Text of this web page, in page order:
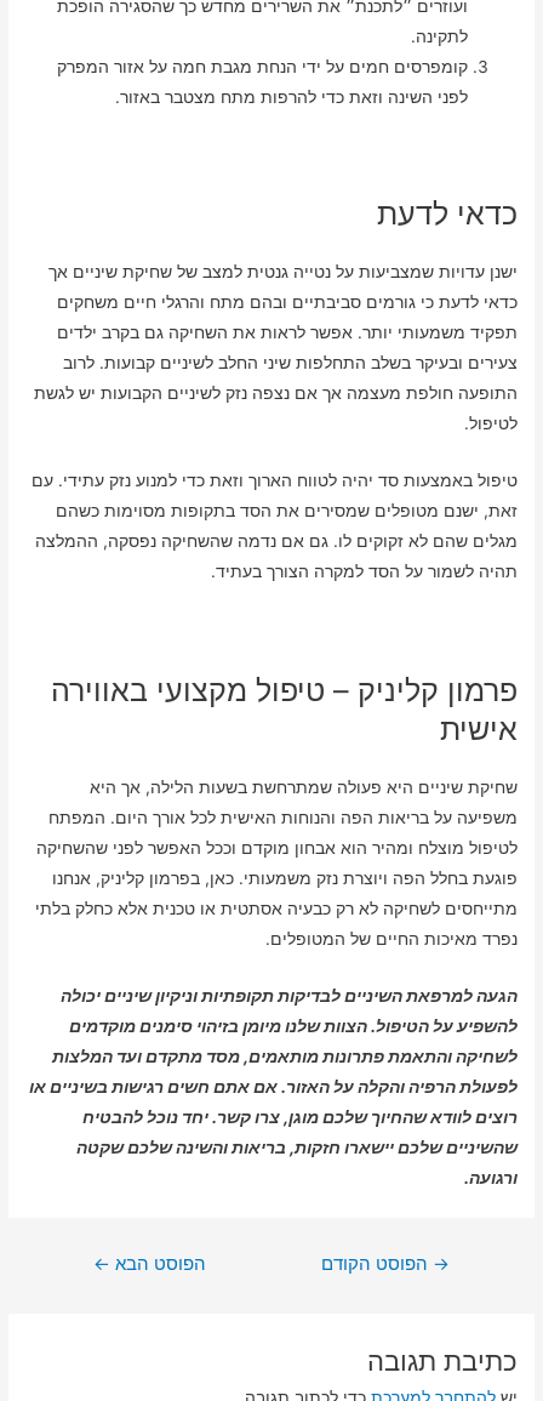
ועוזרים ״לתכנת״ את השרירים מחדש כך שהסגירה הופכת
לתקינה.
קומפרסים חמים על ידי הנחת מגבת חמה על אזור המפרק
לפני השינה וזאת כדי להרפות מתח מצטבר באזור.
כדאי לדעת
ישנן עדויות שמצביעות על נטייה גנטית למצב של שחיקת שיניים אך
כדאי לדעת כי גורמים סביבתיים ובהם מתח והרגלי חיים משחקים
תפקיד משמעותי יותר. אפשר לראות את השחיקה גם בקרב ילדים
צעירים ובעיקר בשלב התחלפות שיני החלב לשיניים קבועות. לרוב
התופעה חולפת מעצמה אך אם נצפה נזק לשיניים הקבועות יש לגשת
לטיפול.
טיפול באמצעות סד יהיה לטווח הארוך וזאת כדי למנוע נזק עתידי. עם
זאת, ישנם מטופלים שמסירים את הסד בתקופות מסוימות כשהם
מגלים שהם לא זקוקים לו. גם אם נדמה שהשחיקה נפסקה, ההמלצה
תהיה לשמור על הסד למקרה הצורך בעתיד.
פרמון קליניק – טיפול מקצועי באווירה
אישית
שחיקת שיניים היא פעולה שמתרחשת בשעות הלילה, אך היא
משפיעה על בריאות הפה והנוחות האישית לכל אורך היום. המפתח
לטיפול מוצלח ומהיר הוא אבחון מוקדם וככל האפשר לפני שהשחיקה
פוגעת בחלל הפה ויוצרת נזק משמעותי. כאן, בפרמון קליניק, אנחנו
מתייחסים לשחיקה לא רק כבעיה אסתטית או טכנית אלא כחלק בלתי
נפרד מאיכות החיים של המטופלים.
הגעה למרפאת השיניים לבדיקות תקופתיות וניקיון שיניים יכולה
להשפיע על הטיפול. הצוות שלנו מיומן בזיהוי סימנים מוקדמים
לשחיקה והתאמת פתרונות מותאמים, מסד מתקדם ועד המלצות
לפעולת הרפיה והקלה על האזור. אם אתם חשים רגישות בשיניים או
רוצים לוודא שהחיוך שלכם מוגן, צרו קשר. יחד נוכל להבטיח
שהשיניים שלכם יישארו חזקות, בריאות והשינה שלכם שקטה
ורגועה.
→ הפוסט הקודם הפוסט הבא ←
כתיבת תגובה
ישלהתחבר למערכת כדי לכתוב תגובה.